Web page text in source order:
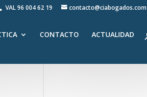
VAL96 004 62 19 contacto@ciabogados.com
CONTACTO ACTUALIDAD